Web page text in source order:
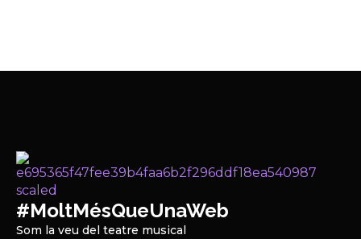
#MoltMésQueUnaWeb
Som la veu del teatre musical